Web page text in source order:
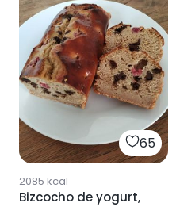
65
2085 kcal
Bizcocho de yogurt,